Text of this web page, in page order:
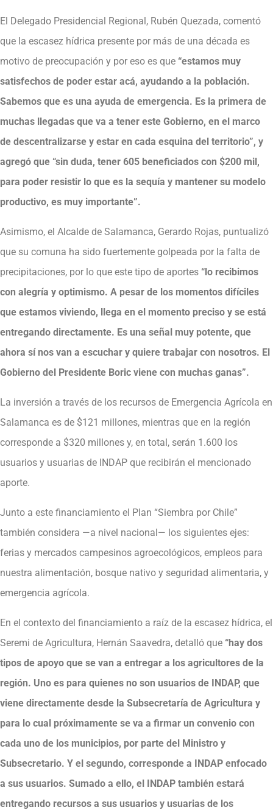
El Delegado Presidencial Regional, Rubén Quezada, comentó
que la escasez hídrica presente por más de una década es
motivo de preocupación y por eso es que “estamos muy
satisfechos de poder estar acá, ayudando a la población.
Sabemos que es una ayuda de emergencia. Es la primera de
muchas llegadas que va a tener este Gobierno, en el marco
de descentralizarse y estar en cada esquina del territorio”, y
agregó que “sin duda, tener 605 beneficiados con $200 mil,
para poder resistir lo que es la sequía y mantener su modelo
productivo, es muy importante”.
Asimismo, el Alcalde de Salamanca, Gerardo Rojas, puntualizó
que su comuna ha sido fuertemente golpeada por la falta de
precipitaciones, por lo que este tipo de aportes “lo recibimos
con alegría y optimismo. A pesar de los momentos difíciles
que estamos viviendo, llega en el momento preciso y se está
entregando directamente. Es una señal muy potente, que
ahora sí nos van a escuchar y quiere trabajar con nosotros. El
Gobierno del Presidente Boric viene con muchas ganas”.
La inversión a través de los recursos de Emergencia Agrícola en
Salamanca es de $121 millones, mientras que en la región
corresponde a $320 millones y, en total, serán 1.600 los
usuarios y usuarias de INDAP que recibirán el mencionado
aporte.
Junto a este financiamiento el Plan “Siembra por Chile”
también considera —a nivel nacional— los siguientes ejes:
ferias y mercados campesinos agroecológicos, empleos para
nuestra alimentación, bosque nativo y seguridad alimentaria, y
emergencia agrícola.
En el contexto del financiamiento a raíz de la escasez hídrica, el
Seremi de Agricultura, Hernán Saavedra, detalló que “hay dos
tipos de apoyo que se van a entregar a los agricultores de la
región. Uno es para quienes no son usuarios de INDAP, que
viene directamente desde la Subsecretaría de Agricultura y
para lo cual próximamente se va a firmar un convenio con
cada uno de los municipios, por parte del Ministro y
Subsecretario. Y el segundo, corresponde a INDAP enfocado
a sus usuarios. Sumado a ello, el INDAP también estará
entregando recursos a sus usuarios y usuarias de los